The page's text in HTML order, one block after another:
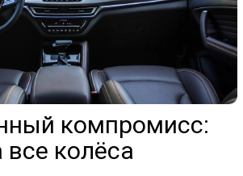
компромисс:
колёса